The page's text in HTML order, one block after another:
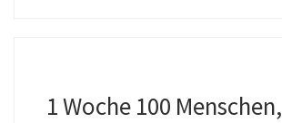
1 Woche 100 Menschen,